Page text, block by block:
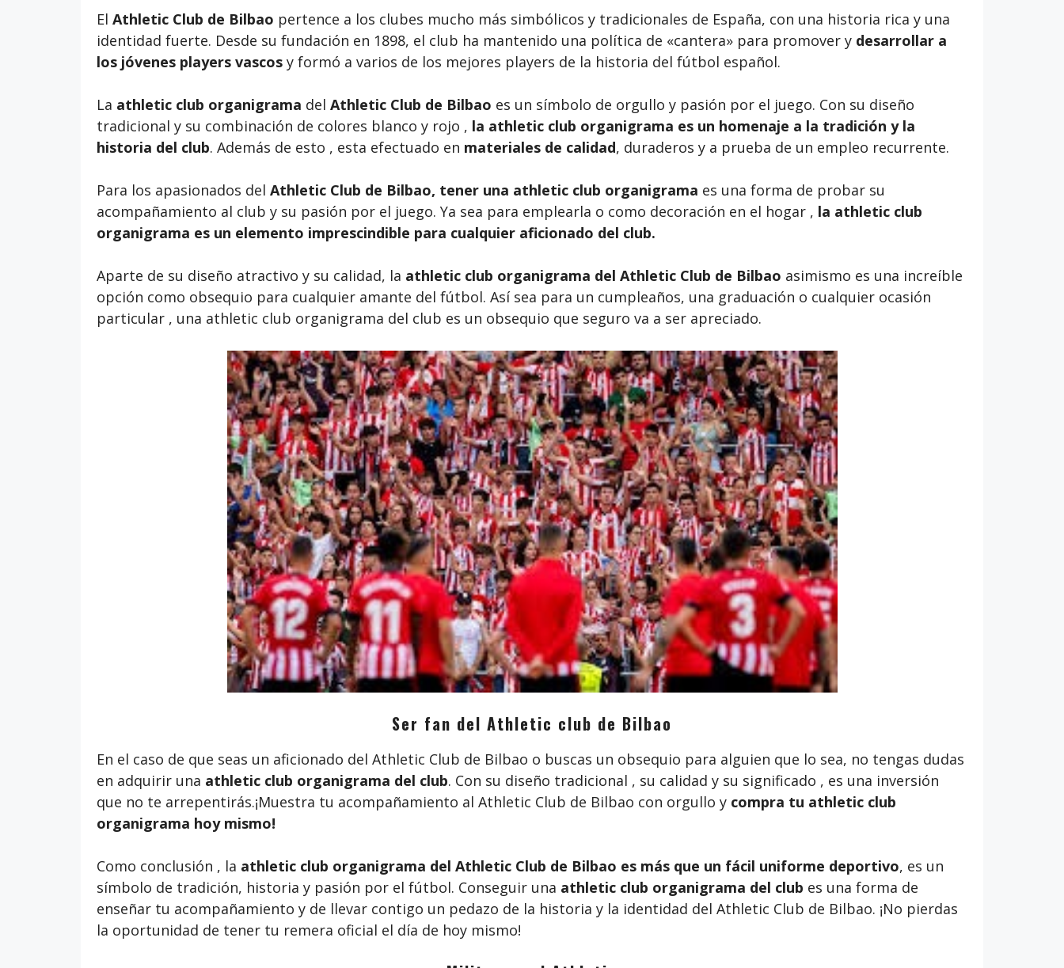
El Athletic Club de Bilbao pertence a los clubes mucho más simbólicos y tradicionales de España, con una historia rica y una
identidad fuerte. Desde su fundación en 1898, el club ha mantenido una política de «cantera» para promover y desarrollar a
los jóvenes players vascos y formó a varios de los mejores players de la historia del fútbol español.
La athletic club organigrama del Athletic Club de Bilbao es un símbolo de orgullo y pasión por el juego. Con su diseño
tradicional y su combinación de colores blanco y rojo , la athletic club organigrama es un homenaje a la tradición y la
historia del club. Además de esto , esta efectuado en materiales de calidad, duraderos y a prueba de un empleo recurrente.
Para los apasionados del Athletic Club de Bilbao, tener una athletic club organigrama es una forma de probar su
acompañamiento al club y su pasión por el juego. Ya sea para emplearla o como decoración en el hogar , la athletic club
organigrama es un elemento imprescindible para cualquier aficionado del club.
Aparte de su diseño atractivo y su calidad, la athletic club organigrama del Athletic Club de Bilbao asimismo es una increíble
opción como obsequio para cualquier amante del fútbol. Así sea para un cumpleaños, una graduación o cualquier ocasión
particular , una athletic club organigrama del club es un obsequio que seguro va a ser apreciado.
Ser fan del Athletic club de Bilbao
En el caso de que seas un aficionado del Athletic Club de Bilbao o buscas un obsequio para alguien que lo sea, no tengas dudas
en adquirir una athletic club organigrama del club. Con su diseño tradicional , su calidad y su significado , es una inversión
que no te arrepentirás.¡Muestra tu acompañamiento al Athletic Club de Bilbao con orgullo y compra tu athletic club
organigrama hoy mismo!
Como conclusión , la athletic club organigrama del Athletic Club de Bilbao es más que un fácil uniforme deportivo, es un
símbolo de tradición, historia y pasión por el fútbol. Conseguir una athletic club organigrama del club es una forma de
enseñar tu acompañamiento y de llevar contigo un pedazo de la historia y la identidad del Athletic Club de Bilbao. ¡No pierdas
la oportunidad de tener tu remera oficial el día de hoy mismo!